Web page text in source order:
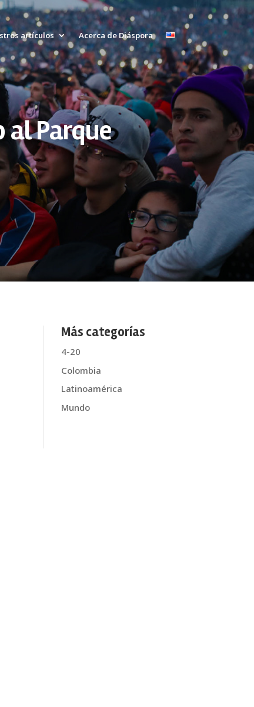
artículos Acerca de Diáspora
al Parque
Más categorías
4-20
Colombia
Latinoamérica
Mundo